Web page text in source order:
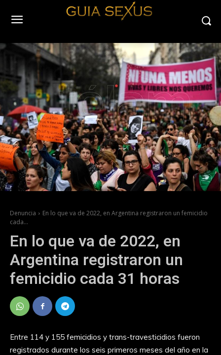
Denuncia
En lo que va de 2022, en Argentina registraron un femicidio
cada...
En lo que va de 2022, en
Argentina registraron un
femicidio cada 31 horas
Entre 114 y 155 femicidios y trans-travesticidios fueron
registrados durante los seis primeros meses del año en la